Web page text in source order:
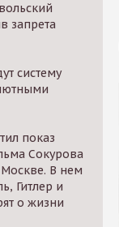
запрета
систему
показ
Сокурова
В нем
Гитлер и
о жизни